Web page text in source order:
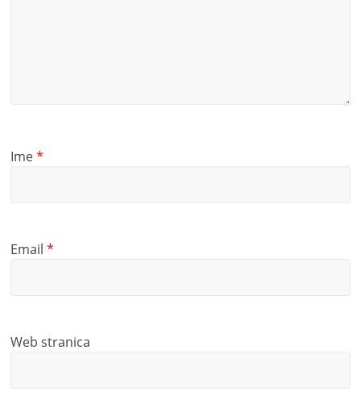
Ime*
Email*
Web stranica